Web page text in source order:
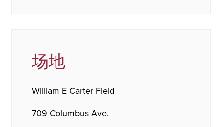
场地
William E Carter Field
709 Columbus Ave.